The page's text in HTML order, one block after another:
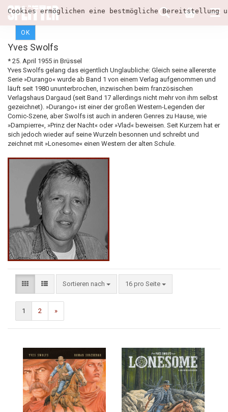
Cookies ermöglichen eine bestmögliche
OK
Yves Swolfs
* 25. April 1955 in Brüssel
Yves Swolfs gelang das eigentlich Unglaubliche: Gleich seine allererste
Serie »Durango« wurde ab Band 1 von einem Verlag aufgenommen und
läuft seit 1980 ununterbrochen, inzwischen beim französischen
Verlagshaus Dargaud (seit Band 17 allerdings nicht mehr von ihm selbst
gezeichnet). »Durango« ist einer der großen Western-Legenden der
Comic-Szene, aber Swolfs ist auch in anderen Genres zu Hause, wie
»Dampierre«, »Prinz der Nacht« oder »Vlad« beweisen. Seit Kurzem hat er
sich jedoch wieder auf seine Wurzeln besonnen und schreibt und
zeichnet mit »Lonesome« einen Western der alten Schule.
Sortieren nach 16 pro Seite
1 2 »